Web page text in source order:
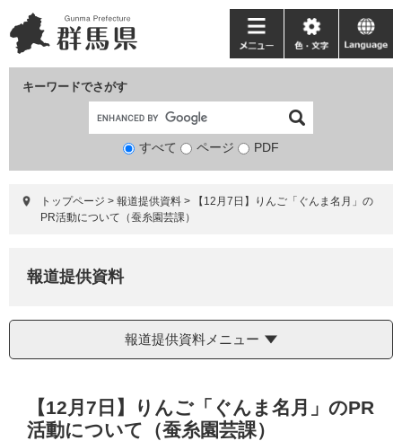
ー
ジ
ニ
ュ
て
キーワードでさがす
検
象
すべて ページ PDF
メ
ニ
ー
色・
文
language
トップページ > 報道提供資料 >
【12月7日】りんご「ぐんま名月」の
PR活動について（蚕糸園芸課）
報道提供資料
報道提供資料メニュー
【12月7日】りんご「ぐんま名月」のPR
活動について（蚕糸園芸課）